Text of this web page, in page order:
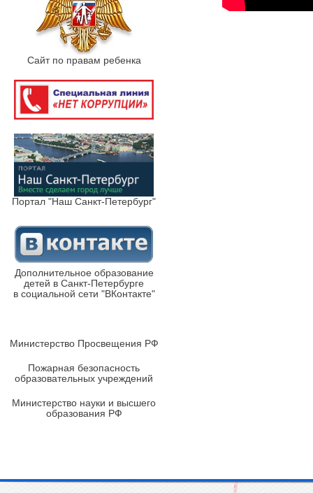
Сайт по правам ребенка
Портал "Наш Санкт-Петербург"
Дополнительное образование
детей в Санкт-Петербурге
в социальной сети "ВКонтакте"
Министерство Просвещения РФ
Пожарная безопасность
образовательных учреждений
Министерство науки и высшего
образования РФ